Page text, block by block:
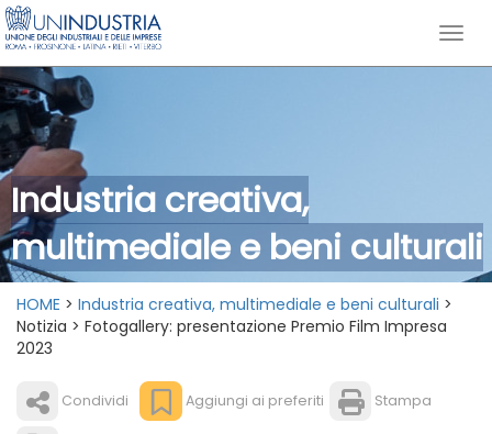
Industria creativa,
multimediale e beni culturali
HOME > Industria creativa, multimediale e beni culturali >
Notizia > Fotogallery: presentazione Premio Film Impresa
2023
Condividi Aggiungi ai preferiti Stampa